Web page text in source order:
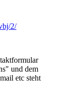
2/
und dem
etc steht